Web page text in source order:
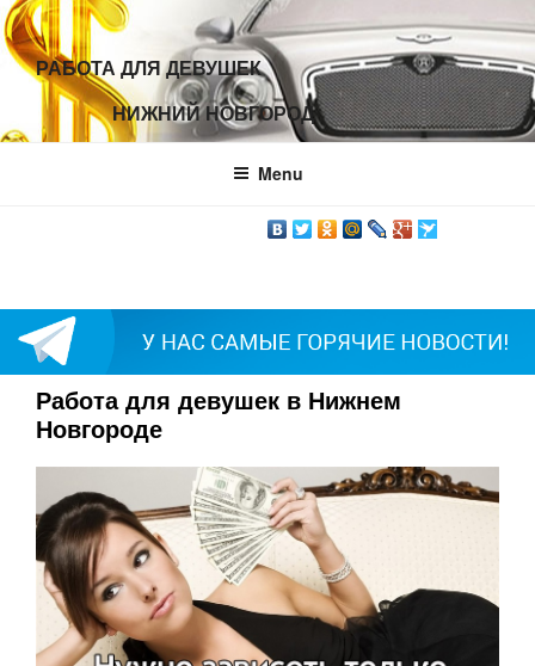
РАБОТА ДЛЯ ДЕВУШЕК
                НИЖНИЙ НОВГОРОД
Menu
Работа для девушек в Нижнем
Новгороде